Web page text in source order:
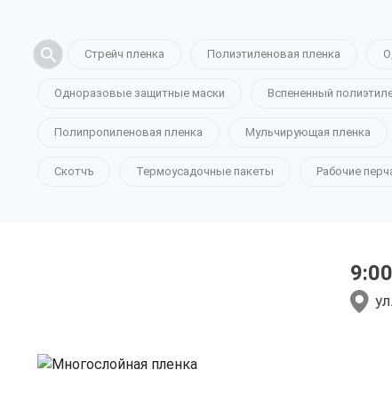
Стрейч пленка Полиэтиленовая пленка
Одноразовые защитные маски Вспененный
Полипропиленовая пленка Мульчирующая пленка
Скотчъ Термоусадочные пакеты Рабочие
пленка в
только приятные